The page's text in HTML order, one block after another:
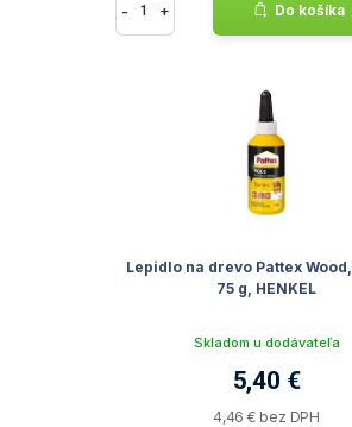
- + Do košíka
Lepidlo na drevo Pattex
75 g, HENKEL
Skladom u dodávateľa
5,40 €
4,46 € bez DPH